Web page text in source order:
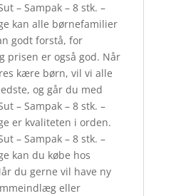
– Sampak – 8 stk. –
kan alle børnefamilier
godt forstå, for
prisen er også god. Når
kære børn, vil vi alle
og går du med
– Sampak – 8 stk. –
er kvaliteten i orden.
– Sampak – 8 stk. –
kan du købe hos
du gerne vil have ny
eller